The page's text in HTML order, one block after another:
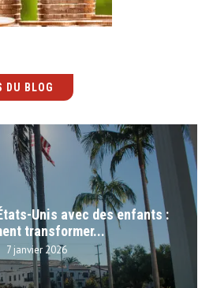
DU BLOG
Unis avec des enfants :
transformer...
7 janvier 2026